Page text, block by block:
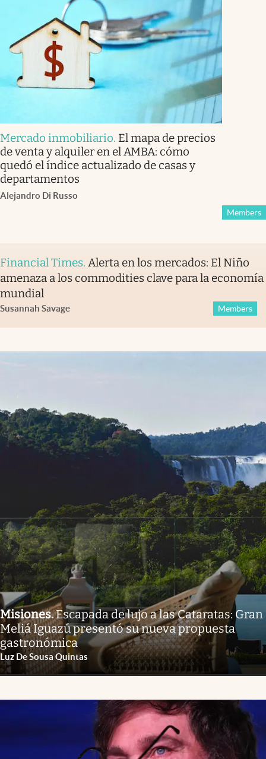
Mercado inmobiliario. El mapa de precios
de venta y alquiler en el AMBA: cómo
quedó el índice actualizado de casas y
departamentos
Alejandro Di Russo
Members
Financial Times. Alerta en los mercados: El Niño
amenaza a los commodities clave para la economía
mundial
Susannah Savage Members
Misiones.Escapada de lujo a las Cataratas: Gran
Meliá Iguazú presentó su nueva propuesta
gastronómica
Luz De Sousa Quintas